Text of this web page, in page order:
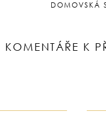
DOMOVSKÁ
KOMENTÁŘE K